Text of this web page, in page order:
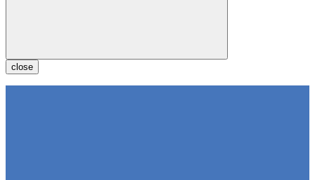
close